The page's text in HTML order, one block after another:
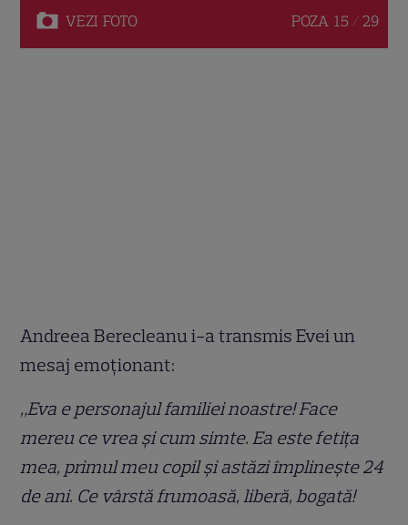
VEZI FOTO POZA 15 / 29
Andreea Berecleanu i-a transmis Evei un
mesaj emoționant:
„Eva e personajul familiei noastre! Face
mereu ce vrea și cum simte. Ea este fetița
mea, primul meu copil și astăzi împlinește 24
de ani. Ce vârstă frumoasă, liberă, bogată!